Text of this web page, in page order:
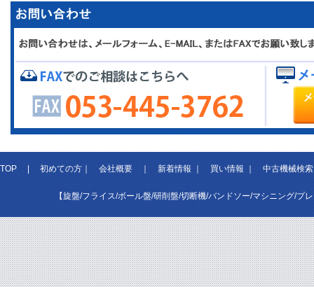
TOP|初めての方｜会社概要｜新着情報｜買い情報｜中古機械検索
【旋盤/フライス/ボール盤/研削盤/切断機/バンドソー/マシニング/プ